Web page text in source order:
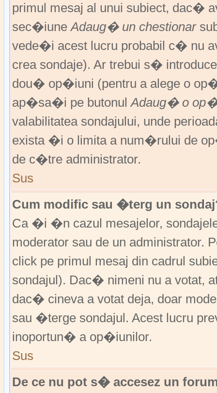
primul mesaj al unui subiect, dac�
sec�iuneAdaug� un chestionar
vede�i acest lucru probabil c� nu
crea sondaje). Ar trebui s�
dou� op�iuni (pentru a alege o
ap�sa�i pe butonulAdaug� o
valabilitatea sondajului, unde
exista �i o limita a num�rului de
de c�tre administrator.
Sus
Cum modific sau �terg un
Ca �i �n cazul mesajelor,
moderator sau de un administrator.
click pe primul mesaj din cadrul
sondajul). Dac� nimeni nu a
dac� cineva a votat deja, doar
sau �terge sondajul. Acest lucru
inoportun� a op�iunilor.
Sus
De ce nu pot s� accesez un